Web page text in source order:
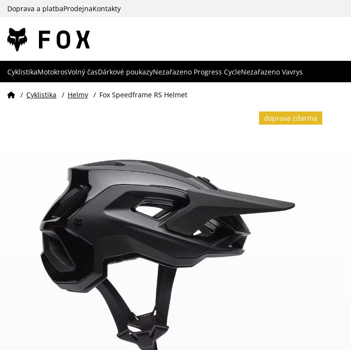
Doprava a platbaProdejnaKontakty
CyklistikaMotokrosVolný časDárkové poukazyNezařazeno Progress CycleNezařazeno Vavrys
/ Cyklistika / Helmy / Fox Speedframe RS Helmet
doprava zdarma